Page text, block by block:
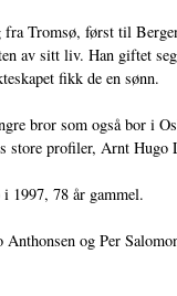
Tromsø, først til
av sitt liv. Han giftet
fikk de en sønn.
bror som også bor i
store profiler, Arnt Hugo
1997, 78 år gammel.
Anthonsen og Per